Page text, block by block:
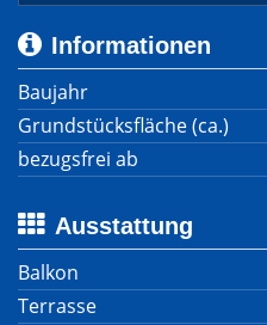
Informationen
Baujahr
Grundstücksfläche (ca.)
bezugsfrei ab
Ausstattung
Balkon
Terrasse